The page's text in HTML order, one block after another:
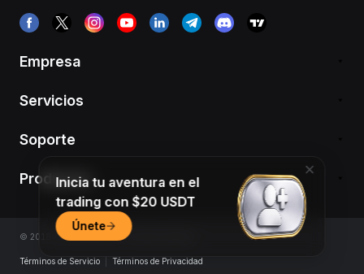
Empresa
Servicios
Soporte
Productos
© 2018-2026 Bybit.com. All rights reserved.
Términos de Servicio Términos de Privacidad
Inicia tu aventura en el
trading con $20 USDT
Únete